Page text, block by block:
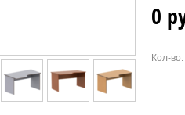
0
Кол-во: